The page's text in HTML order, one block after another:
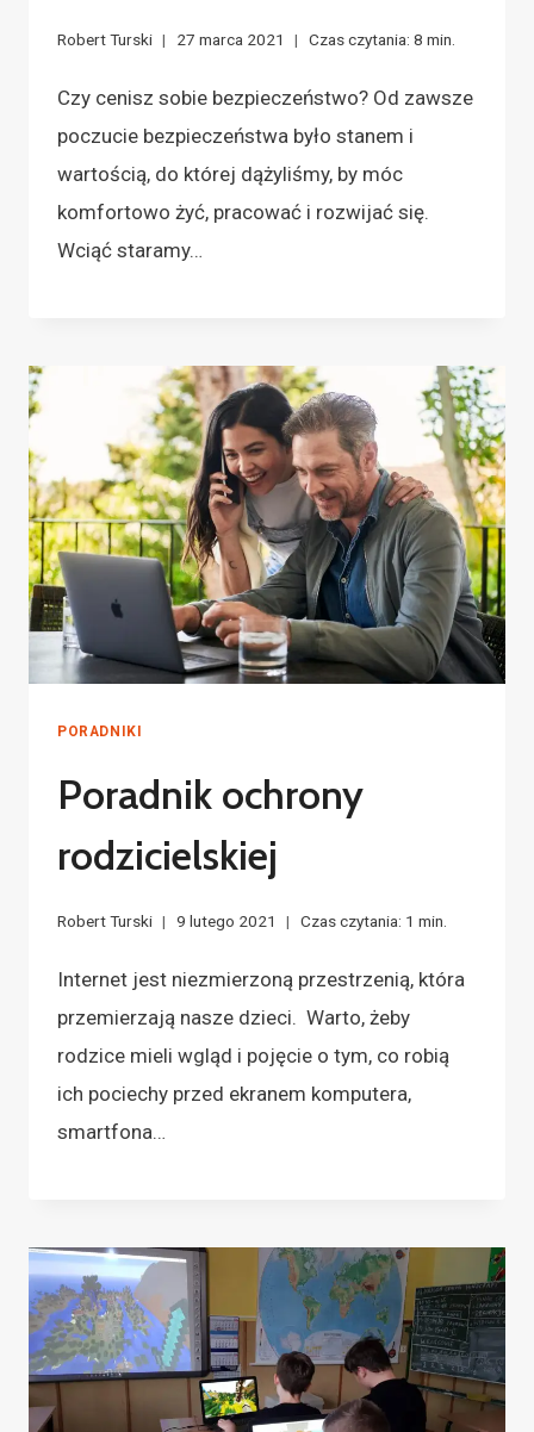
Robert Turski 27 marca 2021 Czas czytania: 8 min.
Czy cenisz sobie bezpieczeństwo? Od zawsze
poczucie bezpieczeństwa było stanem i
wartością, do której dążyliśmy, by móc
komfortowo żyć, pracować i rozwijać się.
Wciąć staramy…
PORADNIKI
Poradnik ochrony
rodzicielskiej
Robert Turski 9 lutego 2021 Czas czytania: 1 min.
Internet jest niezmierzoną przestrzenią, która
przemierzają nasze dzieci. Warto, żeby
rodzice mieli wgląd i pojęcie o tym, co robią
ich pociechy przed ekranem komputera,
smartfona…